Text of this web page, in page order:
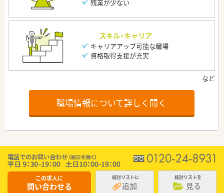
残業が少ない
スキル・キャリア
キャリアアップ可能な職場
資格取得支援が充実
職場情報について詳しく聞く
この求人に
問い合わせる
検討リストに
追加
検討リストを
見る